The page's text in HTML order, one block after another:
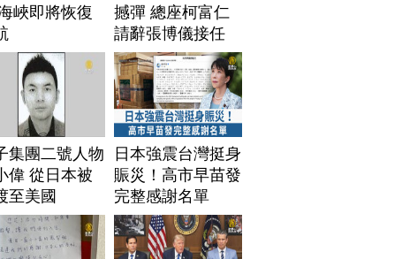
峽即將恢復
撼彈 總座柯富仁
請辭張博儀接任
集團二號人物
偉 從日本被
至美國
日本強震台灣挺身
賑災！高市早苗發
完整感謝名單